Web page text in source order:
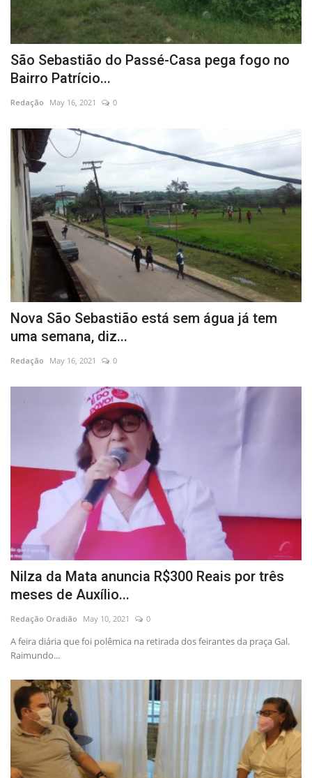
São Sebastião do Passé-Casa pega fogo no
Bairro Patrício...
Redação May 16, 2021 0
Nova São Sebastião está sem água já tem
uma semana, diz...
Redação May 16, 2021 0
Nilza da Mata anuncia R$300 Reais por três
meses de Auxílio...
Redação Oradião May 10, 2021 0
A feira diária que foi polêmica na retirada dos feirantes da praça Gal.
Raimundo...